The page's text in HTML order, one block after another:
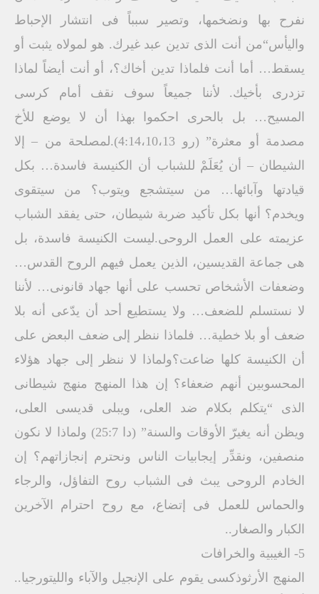
نفرح بها ونضخمها، وتصير سبباً فى انتشار الإحباط
واليأس“من أنت الذى تدين عبد غيرك. هو لمولاه يثبت أو
يسقط… أما أنت فلماذا تدين أخاك؟، أو أنت أيضاً لماذا
تزدرى بأخيك. لأننا جميعاً سوف نقف أمام كرسى
المسيح… بل بالحرى احكموا بهذا أن لا يوضع للأخ
مصدمة أو معثرة” (رو 4:14،10،13).لمصلحة من – إلا
الشيطان – أن يُعَلَمْ للشباب أن الكنيسة فاسدة… بكل
قيادتها وآبائها… من سيتشجع ويتوب؟ من سيتقوى
ويخدم؟ أنها بكل تأكيد ضربة شيطان، حتى يفقد الشباب
عزيمته على العمل الروحى.ليست الكنيسة فاسدة، بل
هى جماعة القديسين، الذين يعمل فيهم الروح القدس…
وضعفات الأشخاص تحسب على أنها جهاد قانونى… لأننا
لا نستسلم للضعف… ولا يستطيع أحد أن يدّعى أنه بلا
ضعف أو بلا خطية… فلماذا ننظر إلى ضعف البعض على
أن الكنيسة كلها ضاعت؟ولماذا لا ننظر إلى جهاد هؤلاء
المحسوبين أنهم ضعفاء؟ إن هذا المنهج منهج شيطانى
الذى “يتكلم بكلام ضد العلى، ويبلى قديسى العلى،
ويظن أنه يغيرّ الأوقات والسنة” (دا 25:7) ولماذا لا نكون
منصفين، ونقدِّر إيجابيات الناس ونحترم إنجازاتهم؟ إن
الخادم الروحى يبث فى الشباب روح التفاؤل، والرجاء
والحماس للعمل فى إتضاع، مع روح احترام الآخرين
الكبار والصغار..
5- الغيبية والخرافات
المنهج الأرثوذكسى يقوم على الإنجيل والآباء والليتورجيا..